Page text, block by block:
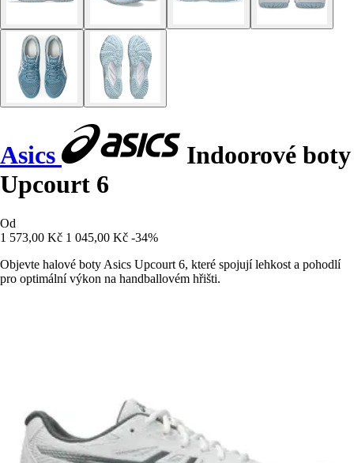
Asics
Indoorové boty
Upcourt 6
Od
1 573,00 Kč 1 045,00 Kč -34%
Objevte halové boty Asics Upcourt 6, které spojují lehkost a pohodlí
pro optimální výkon na handballovém hřišti.